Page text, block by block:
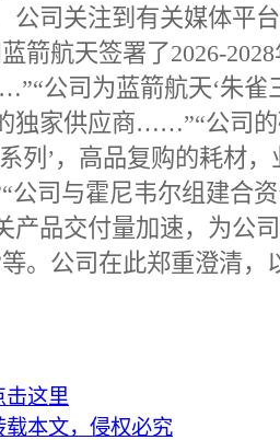
公司关注到有关媒体平
箭航天签署了2026-
公司为蓝箭航天‘朱雀
独家供应商……”“公司
列’，高品复购的耗材
司与霍尼韦尔组建合
产品交付量加速，为公
。公司在此郑重澄清，
击这里
本文，侵权必究